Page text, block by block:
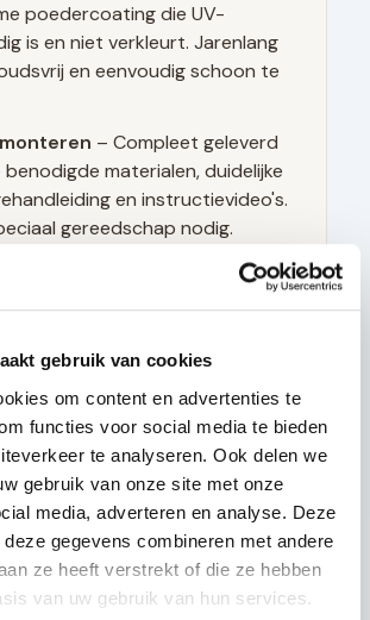
gebruik van cookies
om content en advertenties te
functies voor social media te bieden
te analyseren. Ook delen we
gebruik van onze site met onze
media, adverteren en analyse. Deze
gegevens combineren met andere
ze heeft verstrekt of die ze hebben
van uw gebruik van hun services.
poedercoating die UV-
is en niet verkleurt. Jarenlang
en eenvoudig schoon te
– Compleet geleverd
benodigde materialen, duidelijke
en instructievideo's.
gereedschap nodig.
specificaties
10mm gehard (ESG)
Helder glas
Geslepen (niet scherp)
Wit RAL 9010
RVS 304, verstelbaar
3 -rail systeem